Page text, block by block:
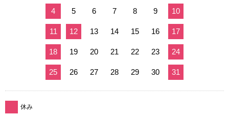
4 5 6 7 8 9 10
11 12 13 14 15 16 17
18 19 20 21 22 23 24
25 26 27 28 29 30 31
休み